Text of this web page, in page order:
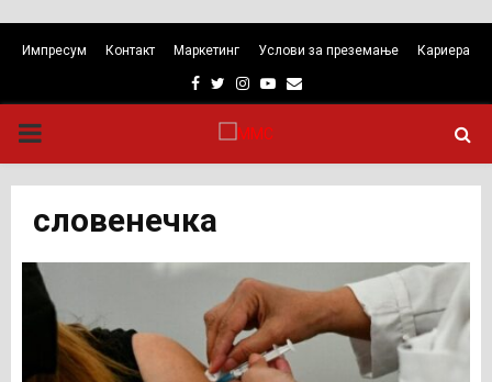
Импресум Контакт Маркетинг Услови за преземање Кариера
Facebook
TwitterInstagram
Youtube
Email
PRIMARY
MENU
словенечка